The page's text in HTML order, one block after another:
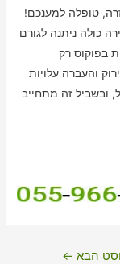
טופלה למענכם!
כולה ניתנה לגורם
בפוקוס רק
והעברה עלויות
ובשביל זה מתחייב
הבא ←